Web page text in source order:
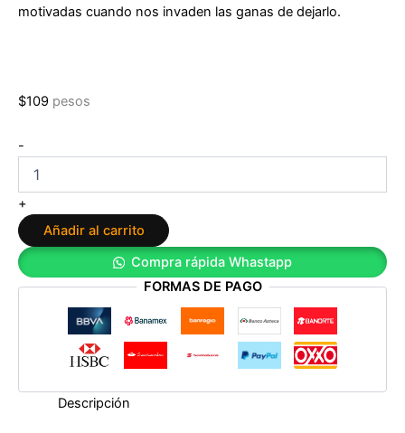
motivadas cuando nos invaden las ganas de dejarlo.
$109 pesos
-
y
soy
mujer
de
Erica
Sánchez
+
Añadir al carrito
Compra rápida Whastapp
FORMAS DE PAGO
Descripción